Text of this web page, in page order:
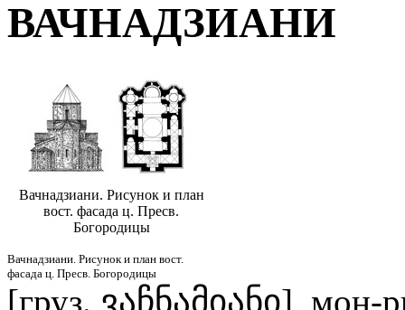
ВАЧНАДЗИАНИ
Вачнадзиани. Рисунок и план
вост. фасада ц. Пресв.
Богородицы
Вачнадзиани. Рисунок и план вост.
фасада ц. Пресв. Богородицы
[груз. ვაჩნამიანი], мон-